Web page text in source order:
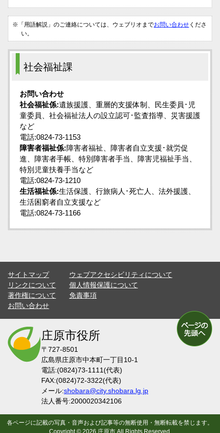
※「用語解説」のご連絡については、ウェブリオまでお問い合わせ くださ
い。
社会福祉課
お問い合わせ
社会福祉係:遺族援護、重層的支援体制、民生委員･児
童委員、社会福祉法人の設立認可･監査指導、災害援護
など
電話:0824-73-1153
障害者福祉係:障害者福祉、障害者自立支援･就労促
進、障害者手帳、特別障害者手当、障害児福祉手当、
特別児童扶養手当など
電話:0824-73-1210
生活福祉係:生活保護、行旅病人･死亡人、法外援護、
生活困窮者自立支援など
電話:0824-73-1166
サイトマップ
ウェブアクセシビリティについて
リンクについて
個人情報保護について
著作権について
免責事項
お問い合わせ
庄原市役所
〒727-8501
広島県庄原市中本町一丁目10-1
電話:(0824)73-1111(代表)
FAX:(0824)72-3322(代表)
メール:shobara@city.shobara.lg.jp
法人番号:2000020342106
各ページに記載の写真・音声および記事等の無断使用・無断転載を禁じます。
Copyright © 2026 庄原市All Rights Reserved.